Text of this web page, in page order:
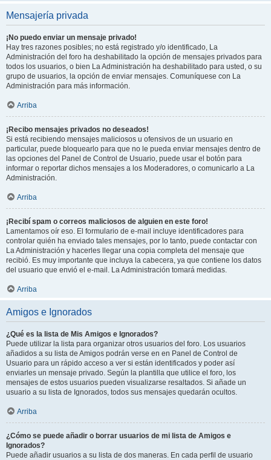
Mensajería privada
¡No puedo enviar un mensaje privado!
Hay tres razones posibles; no está registrado y/o identificado, La
Administración del foro ha deshabilitado la opción de mensajes privados para
todos los usuarios, o bien La Administración ha deshabilitado para usted, o su
grupo de usuarios, la opción de enviar mensajes. Comuníquese con La
Administración para más información.
Arriba
¡Recibo mensajes privados no deseados!
Si está recibiendo mensajes maliciosos u ofensivos de un usuario en
particular, puede bloquearlo para que no le pueda enviar mensajes dentro de
las opciones del Panel de Control de Usuario, puede usar el botón para
informar o reportar dichos mensajes a los Moderadores, o comunicarlo a La
Administración.
Arriba
¡Recibí spam o correos maliciosos de alguien en este foro!
Lamentamos oír eso. El formulario de e-mail incluye identificadores para
controlar quién ha enviado tales mensajes, por lo tanto, puede contactar con
La Administración y hacerles llegar una copia completa del mensaje que
recibió. Es muy importante que incluya la cabecera, ya que contiene los datos
del usuario que envió el e-mail. La Administración tomará medidas.
Arriba
Amigos e Ignorados
¿Qué es la lista de Mis Amigos e Ignorados?
Puede utilizar la lista para organizar otros usuarios del foro. Los usuarios
añadidos a su lista de Amigos podrán verse en en Panel de Control de
Usuario para un rápido acceso a ver si están identificados y poder así
enviarles un mensaje privado. Según la plantilla que utilice el foro, los
mensajes de estos usuarios pueden visualizarse resaltados. Si añade un
usuario a su lista de Ignorados, todos sus mensajes quedarán ocultos.
Arriba
¿Cómo se puede añadir o borrar usuarios de mi lista de Amigos e
Ignorados?
Puede añadir usuarios a su lista de dos maneras. En cada perfil de usuario